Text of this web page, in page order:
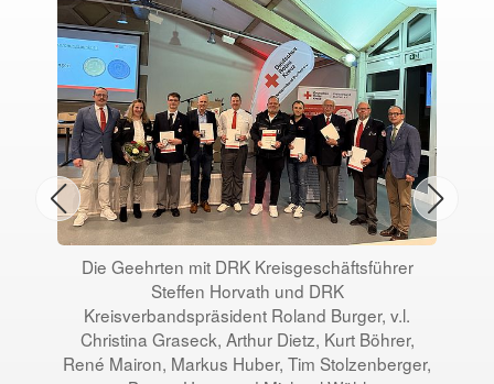
Die Geehrten mit DRK Kreisgeschäftsführer
Steffen Horvath und DRK
Kreisverbandspräsident Roland Burger, v.l.
Christina Graseck, Arthur Dietz, Kurt Böhrer,
René Mairon, Markus Huber, Tim Stolzenberger,